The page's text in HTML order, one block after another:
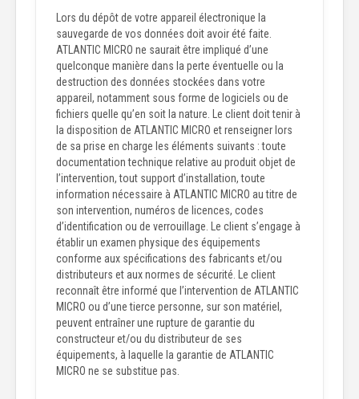
Lors du dépôt de votre appareil électronique la
sauvegarde de vos données doit avoir été faite.
ATLANTIC MICRO ne saurait être impliqué d’une
quelconque manière dans la perte éventuelle ou la
destruction des données stockées dans votre
appareil, notamment sous forme de logiciels ou de
fichiers quelle qu’en soit la nature. Le client doit tenir à
la disposition de ATLANTIC MICRO et renseigner lors
de sa prise en charge les éléments suivants : toute
documentation technique relative au produit objet de
l’intervention, tout support d’installation, toute
information nécessaire à ATLANTIC MICRO au titre de
son intervention, numéros de licences, codes
d’identification ou de verrouillage. Le client s’engage à
établir un examen physique des équipements
conforme aux spécifications des fabricants et/ou
distributeurs et aux normes de sécurité. Le client
reconnaît être informé que l’intervention de ATLANTIC
MICRO ou d’une tierce personne, sur son matériel,
peuvent entraîner une rupture de garantie du
constructeur et/ou du distributeur de ses
équipements, à laquelle la garantie de ATLANTIC
MICRO ne se substitue pas.